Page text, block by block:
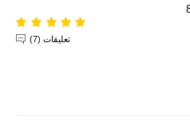
تعليقات (7)